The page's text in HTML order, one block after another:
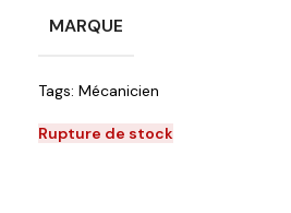
MARQUE
Tags: Mécanicien
Rupture de stock